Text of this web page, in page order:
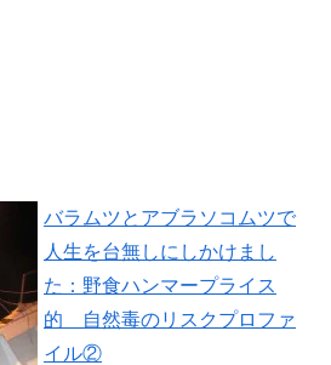
バラムツとアブラソコムツで
人生を台無しにしかけまし
た：野食ハンマープライス
的 自然毒のリスクプロファ
イル②